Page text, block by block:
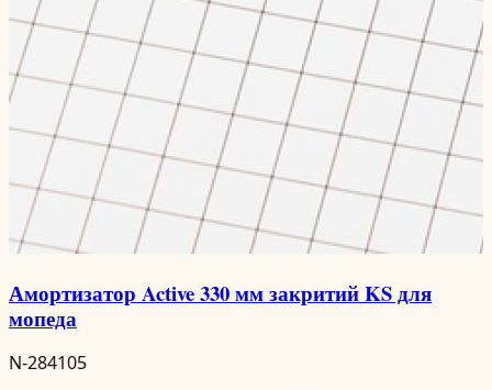
Амортизатор Active 330 мм закритий KS для
мопеда
N-284105